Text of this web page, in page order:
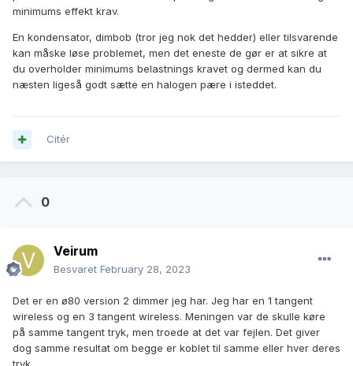
minimums effekt krav.
En kondensator, dimbob (tror jeg nok det hedder) eller tilsvarende
kan måske løse problemet, men det eneste de gør er at sikre at
du overholder minimums belastnings kravet og dermed kan du
næsten ligeså godt sætte en halogen pære i isteddet.
Citér
0
Veirum
Besvaret February 28, 2023
Det er en ø80 version 2 dimmer jeg har. Jeg har en 1 tangent
wireless og en 3 tangent wireless. Meningen var de skulle køre
på samme tangent tryk, men troede at det var fejlen. Det giver
dog samme resultat om begge er koblet til samme eller hver deres